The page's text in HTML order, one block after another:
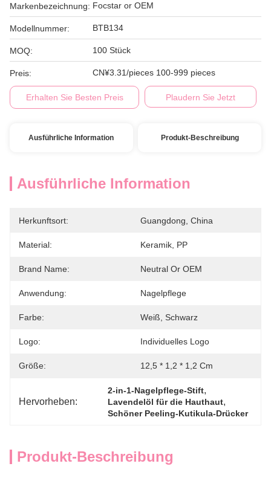
Markenbezeichnung: Focstar or OEM
Modellnummer: BTB134
MOQ: 100 Stück
Preis: CN¥3.31/pieces 100-999 pieces
Erhalten Sie Besten Preis Plaudern Sie Jetzt
Ausführliche Information Produkt-Beschreibung
Ausführliche Information
Herkunftsort: Guangdong, China
Material: Keramik, PP
Brand Name: Neutral Or OEM
Anwendung: Nagelpflege
Farbe: Weiß, Schwarz
Logo: Individuelles Logo
Größe: 12,5 * 1,2 * 1,2 Cm
Hervorheben:
2-in-1-Nagelpflege-Stift,
Lavendelöl für die Hauthaut,
Schöner Peeling-Kutikula-Drücker
Produkt-Beschreibung